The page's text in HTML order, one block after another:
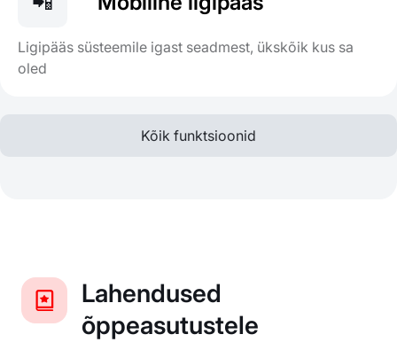
Ligipääs süsteemile igast seadmest, ükskõik kus sa
oled
Kõik funktsioonid
Lahendused
õppeasutustele